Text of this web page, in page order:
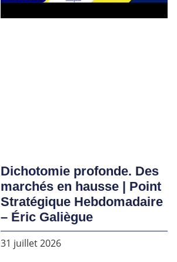
Dichotomie profonde. Des
marchés en hausse | Point
Stratégique Hebdomadaire
– Éric Galiègue
31 juillet 2026